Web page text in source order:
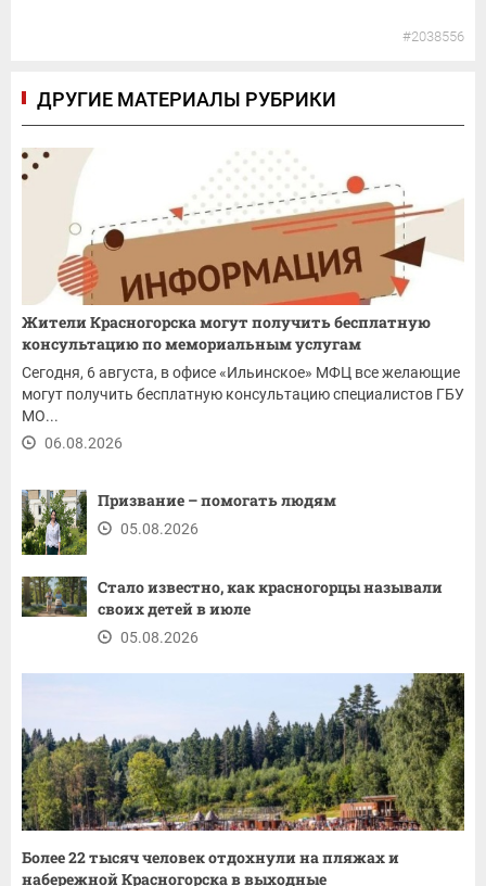
#2038556
ДРУГИЕ МАТЕРИАЛЫ РУБРИКИ
Жители Красногорска могут получить бесплатную
консультацию по мемориальным услугам
Сегодня, 6 августа, в офисе «Ильинское» МФЦ все желающие
могут получить бесплатную консультацию специалистов ГБУ
МО...
06.08.2026
Призвание – помогать людям
05.08.2026
Стало известно, как красногорцы называли
своих детей в июле
05.08.2026
Более 22 тысяч человек отдохнули на пляжах и
набережной Красногорска в выходные